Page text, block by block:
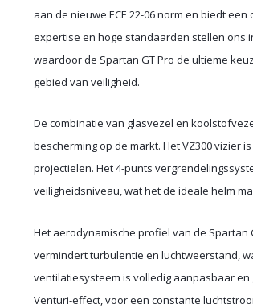
aan de nieuwe ECE 22-06 norm en biedt
expertise en hoge standaarden stellen ons
waardoor de Spartan GT Pro de ultieme
gebied van veiligheid.
De combinatie van glasvezel en
bescherming op de markt. Het VZ300 vizier
projectielen. Het 4-punts
veiligheidsniveau, wat het de ideale helm
Het aerodynamische profiel van de
vermindert turbulentie en luchtweerstand,
ventilatiesysteem is volledig aanpasbaar
Venturi-effect, voor een constante